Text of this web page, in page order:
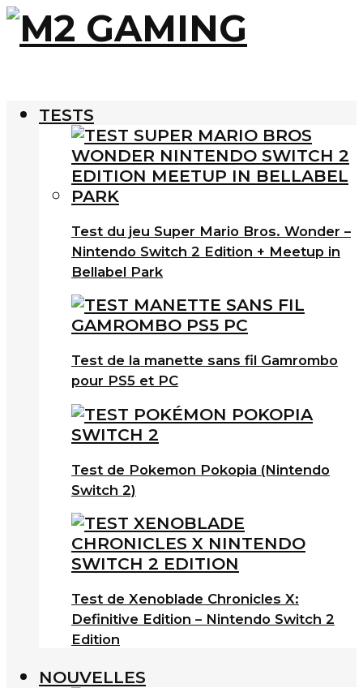
TESTS
Test du jeu Super Mario Bros. Wonder –
Nintendo Switch 2 Edition + Meetup in
Bellabel Park
Test de la manette sans fil Gamrombo
pour PS5 et PC
Test de Pokemon Pokopia (Nintendo
Switch 2)
Test de Xenoblade Chronicles X:
Definitive Edition – Nintendo Switch 2
Edition
NOUVELLES